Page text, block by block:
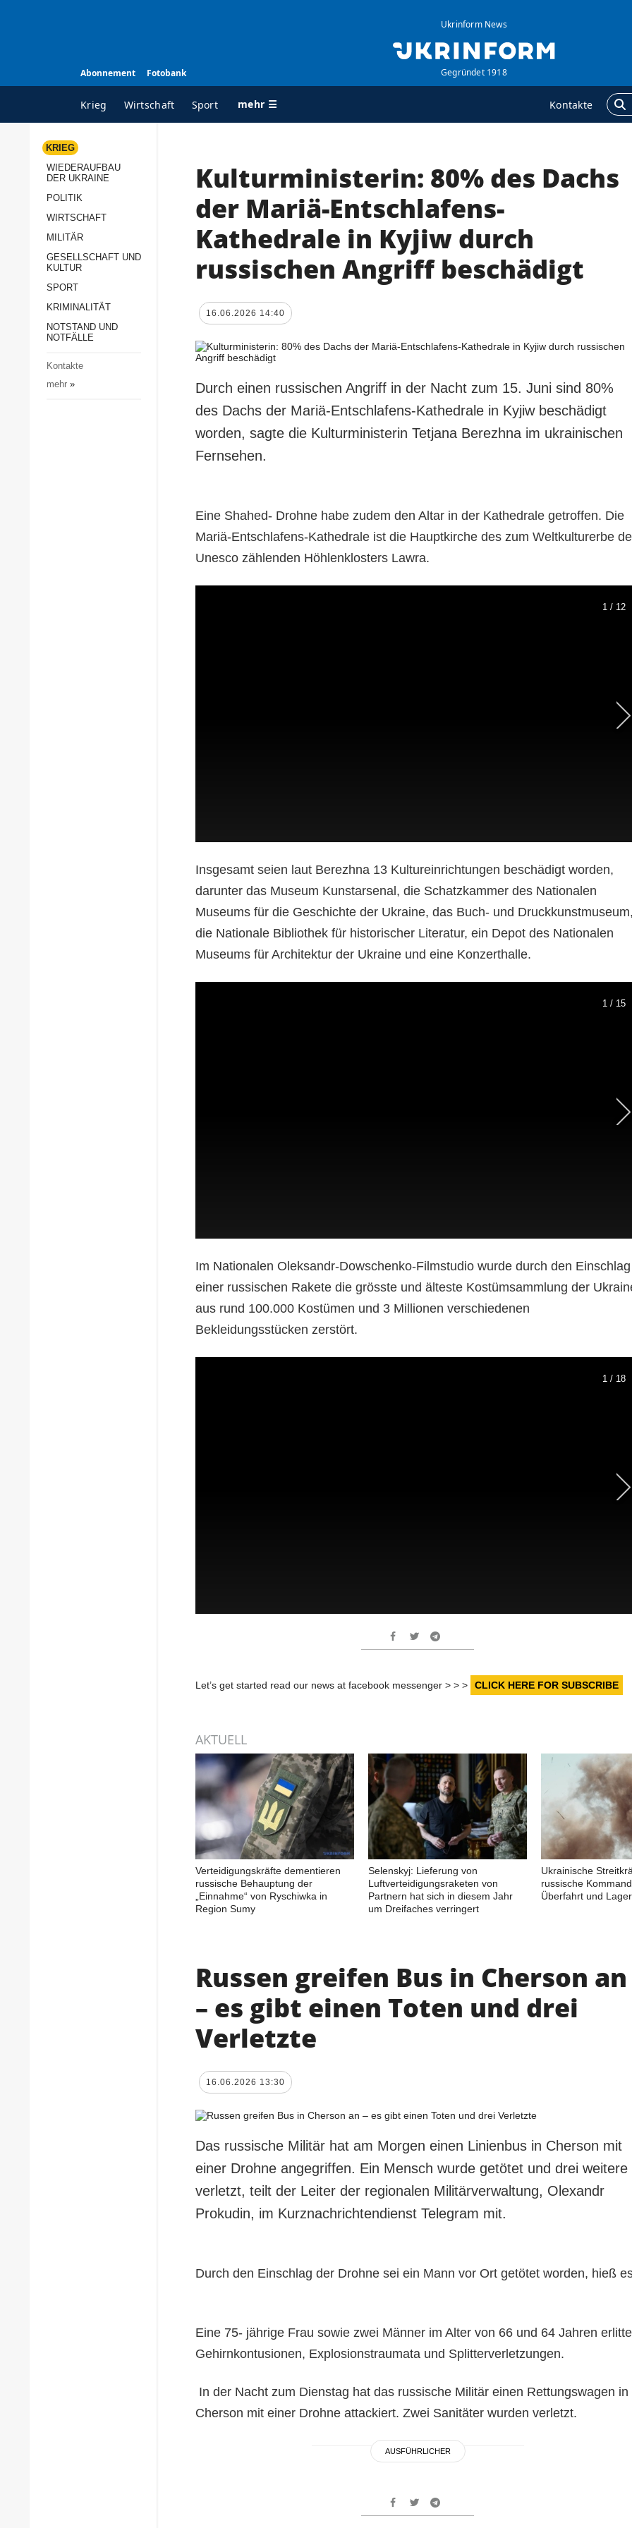
Abonnement Fotobank
Ukrinform News
Gegründet 1918
Krieg Wirtschaft Sport mehr ☰ Kontakte
ALLE RUBRIKEN
Wiederaufbau der
Politik
Militär
Gesellschaft und Kultur
Notstand und Notfälle
AGENTUR
Über uns
Kontakte
services
Politik zur Vertraulichkeit
und zum Schutz
ZUSÄTZLICH
Fotos
Video
KRIEG
WIEDERAUFBAU
DER UKRAINE
POLITIK
WIRTSCHAFT
MILITÄR
GESELLSCHAFT UND
KULTUR
SPORT
KRIMINALITÄT
NOTSTAND UND
NOTFÄLLE
Kontakte
mehr»
Kulturministerin: 80% des Dachs
der Mariä-Entschlafens-
Kathedrale in Kyjiw durch
russischen Angriff beschädigt
16.06.2026 14:40
Durch einen russischen Angriff in der Nacht zum 15. Juni sind 80%
des Dachs der Mariä-Entschlafens-Kathedrale in Kyjiw beschädigt
worden, sagte die Kulturministerin Tetjana Berezhna im ukrainischen
Fernsehen.
Eine Shahed- Drohne habe zudem den Altar in der Kathedrale getroffen. Die
Mariä-Entschlafens-Kathedrale ist die Hauptkirche des zum Weltkulturerbe
Unesco zählenden Höhlenklosters Lawra.
1 / 12
Insgesamt seien laut Berezhna 13 Kultureinrichtungen beschädigt worden,
darunter das Museum Kunstarsenal, die Schatzkammer des Nationalen
Museums für die Geschichte der Ukraine, das Buch- und
die Nationale Bibliothek für historischer Literatur, ein Depot des Nationalen
Museums für Architektur der Ukraine und eine Konzerthalle.
1 / 15
Im Nationalen Oleksandr-Dowschenko-Filmstudio wurde durch den Einschlag
einer russischen Rakete die grösste und älteste Kostümsammlung der
aus rund 100.000 Kostümen und 3 Millionen verschiedenen
Bekleidungsstücken zerstört.
1 / 18
Let’s get started read our news at facebook messenger > > > CLICK HERE FOR SUBSCRIBE
AKTUELL
Verteidigungskräfte dementieren
russische Behauptung der
„Einnahme“ von Ryschiwka in
Region Sumy
Selenskyj: Lieferung von
Luftverteidigungsraketen von
Partnern hat sich in diesem Jahr
um Dreifaches verringert
Ukrainische
russische
Überfahrt und Lager
Russen greifen Bus in Cherson an
– es gibt einen Toten und drei
Verletzte
16.06.2026 13:30
Das russische Militär hat am Morgen einen Linienbus in Cherson mit
einer Drohne angegriffen. Ein Mensch wurde getötet und drei weitere
verletzt, teilt der Leiter der regionalen Militärverwaltung, Olexandr
Prokudin, im Kurznachrichtendienst Telegram mit.
Durch den Einschlag der Drohne sei ein Mann vor Ort getötet worden, hieß
Eine 75- jährige Frau sowie zwei Männer im Alter von 66 und 64 Jahren
Gehirnkontusionen, Explosionstraumata und Splitterverletzungen.
In der Nacht zum Dienstag hat das russische Militär einen Rettungswagen in
Cherson mit einer Drohne attackiert. Zwei Sanitäter wurden verletzt.
AUSFÜHRLICHER